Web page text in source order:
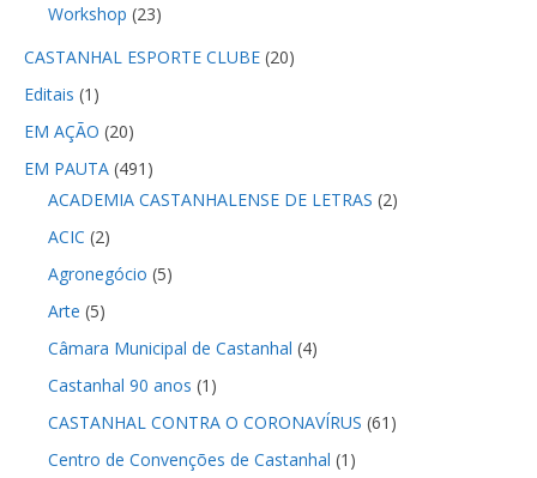
Workshop (23)
CASTANHAL ESPORTE CLUBE(20)
Editais (1)
EM AÇÃO (20)
EM PAUTA(491)
ACADEMIA CASTANHALENSE DE LETRAS (2)
ACIC (2)
Agronegócio (5)
Arte (5)
Câmara Municipal de Castanhal (4)
Castanhal 90 anos (1)
CASTANHAL CONTRA O CORONAVÍRUS (61)
Centro de Convenções de Castanhal (1)